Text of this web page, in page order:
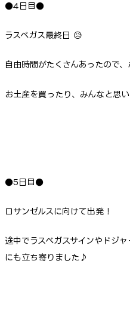
●4日目●
ラスベガス最終日 😥
自由時間がたくさんあったので
お土産を買ったり、みんなと思
●5日目●
ロサンゼルスに向けて出発！
途中でラスベガスサインやドジ
にも立ち寄りました♪